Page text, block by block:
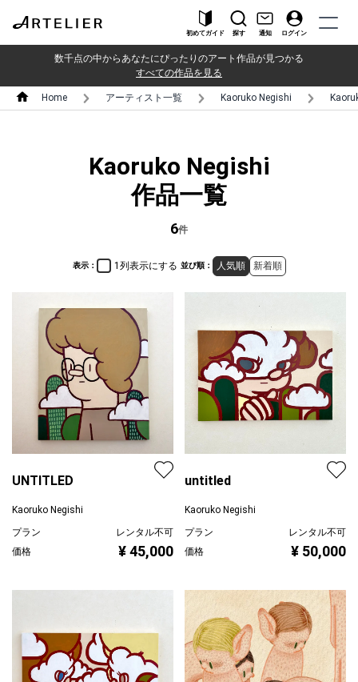
初めてガイド 探す 通知 ログイン
数千点の中からあなたにぴったりのアート作品が見つかる
すべての作品を見る
Home アーティスト一覧 Kaoruko Negishi
Kaoruko Negishi
作品一覧
6件
表示： 1列表示にする 並び順： 人気順 新着順
UNTITLED
Kaoruko Negishi
プラン
レンタル不可
価格
¥ 45,000
untitled
Kaoruko Negishi
プラン
レンタル不可
価格
¥ 50,000